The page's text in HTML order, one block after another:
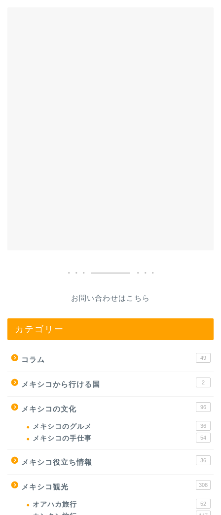
お問い合わせはこちら
カテゴリー
コラム 49
メキシコから行ける国 2
メキシコの文化 96
メキシコのグルメ 36
メキシコの手仕事 54
メキシコ役立ち情報 36
メキシコ観光 308
オアハカ旅行 52